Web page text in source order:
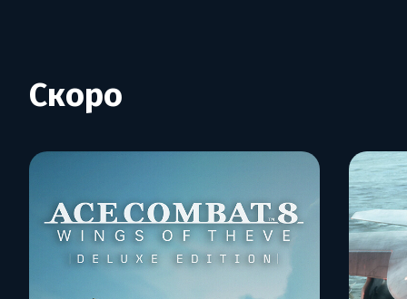
Скоро